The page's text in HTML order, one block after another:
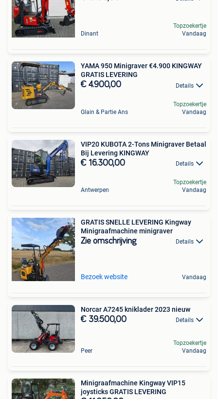
Dinant
Topzoekertje
Vandaag
YAMA 950 Minigraver €4.900 KINGWAY
GRATIS LEVERING
€ 4.900,00 Details
Glain & Partie Ans
Topzoekertje
Vandaag
VIP20 KUBOTA 2-Tons Minigraver Betaal
Bij Levering KINGWAY
€ 16.300,00 Details
Antwerpen
Topzoekertje
Vandaag
GRATIS SNELLE LEVERING Kingway
Minigraafmachine minigraver
Zie omschrijving Details
Bezoek website Vandaag
Norcar A7245 kniklader 2023 nieuw
€ 39.500,00 Details
Peer
Topzoekertje
Vandaag
Minigraafmachine Kingway VIP15
joysticks GRATIS LEVERING